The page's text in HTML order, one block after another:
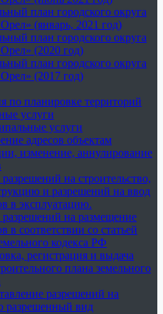
план городского округа
(январь, 2021 год)
план городского округа
(2020 год)
план городского округа
(2017 год)
по планировке территорий
услуги
услуги
адресов объектам
изменение, аннулирование
на строительство,
и разрешений на ввод
в эксплуатацию.
на размещение
в соответствии со статьей
кодекса РФ
регистрация и выдача
плана земельного
разрешений на
разрешенный вид